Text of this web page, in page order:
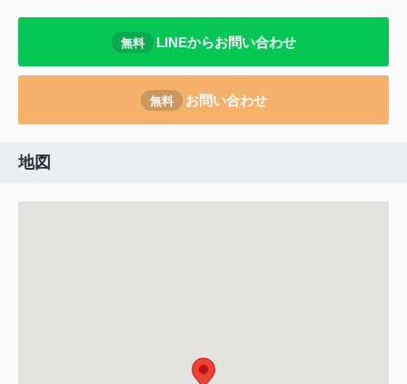
無料 LINEからお問い合わせ
無料 お問い合わせ
地図